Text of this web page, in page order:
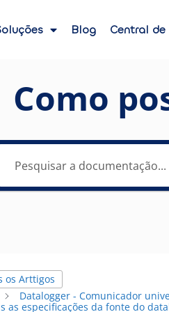
Blog Central de
Como
os Arttigos
Datalogger - Comunicador
as especificações da fonte do